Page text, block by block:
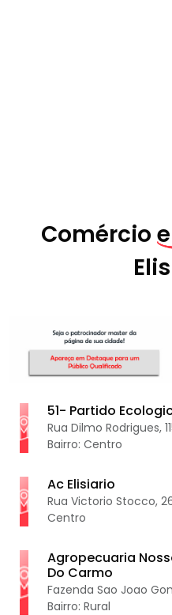
Comércio
51- Partido
Rua Dilmo Rodrigues,
Bairro: Centro
Ac Elisiario
Rua Victorio Stocco,
Centro
Agropecuaria
Do Carmo
Fazenda Sao Joao
Bairro: Rural